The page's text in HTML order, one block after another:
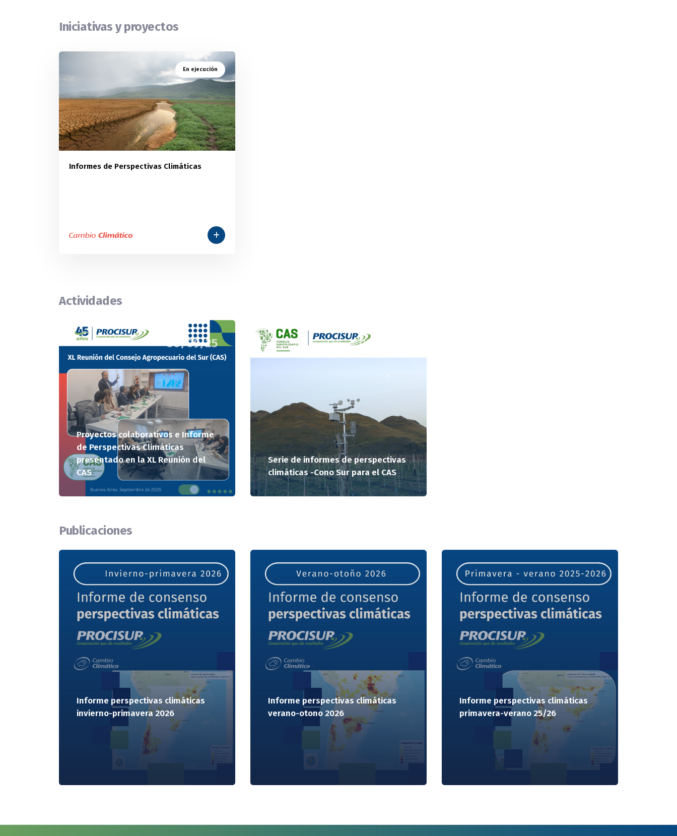
Iniciativas y proyectos
En ejecución
Informes de Perspectivas Climáticas
Actividades
30/09/25
Proyectos colaborativos e Informe
de Perspectivas Climáticas
presentado en la XL Reunión del
CAS
02/12/24
Serie de informes de perspectivas
climáticas -Cono Sur para el CAS
Publicaciones
Informe perspectivas climáticas
invierno-primavera 2026
Informe perspectivas climáticas
verano-otono 2026
Informe perspectivas climáticas
primavera-verano 25/26